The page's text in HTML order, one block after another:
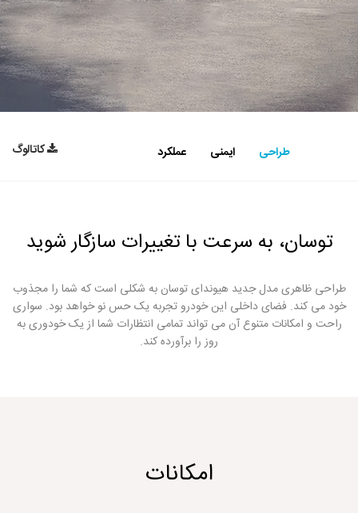
طراحی ایمنی عملکرد کاتالوگ
توسان، به سرعت با تغییرات سازگار شوید
طراحی ظاهری مدل جدید هیوندای توسان به شکلی است که شما را مجذوب
خود می کند. فضای داخلی این خودرو تجربه یک حس نو خواهد بود. سواری
راحت و امکانات متنوع آن می تواند تمامی انتظارات شما از یک خودوری به
روز را برآورده کند.
امکانات